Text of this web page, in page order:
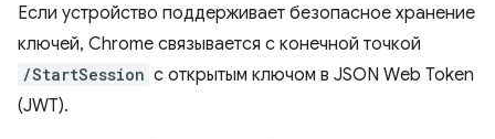
Если устройство поддерживает безопасное хранение
ключей, Chrome связывается с конечной точкой
/StartSession с открытым ключом в JSON Web Token
(JWT).